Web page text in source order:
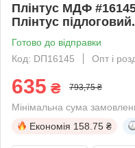
Плінтус МДФ
Плінтус підлоговий.
Готово до відправки
Код: DП16145
Опт і
635 ₴ 793,75 ₴
Мінімальна сума
Економія 158.75 ₴